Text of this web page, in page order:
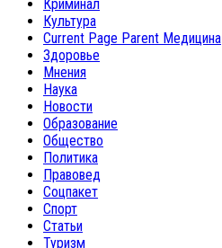
Криминал
Культура
Current Page Parent Медицина
Здоровье
Мнения
Наука
Новости
Образование
Общество
Политика
Правовед
Соцпакет
Спорт
Статьи
Туризм